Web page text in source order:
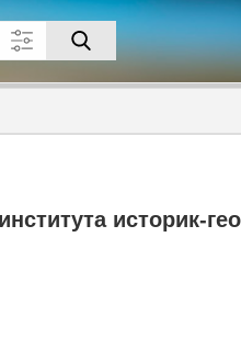
историк-